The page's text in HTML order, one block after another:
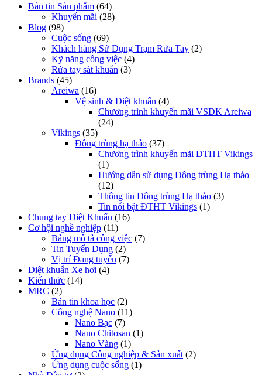
Bản tin Sản phẩm (64)
Khuyến mãi (28)
Blog (98)
Cuộc sống (69)
Khách hàng Sử Dụng Trạm Rửa Tay (2)
Kỹ năng công việc (4)
Rửa tay sát khuẩn (3)
Brands (45)
Areiwa (16)
Vệ sinh & Diệt khuẩn (4)
Chương trình khuyến mãi VSDK Areiwa
(24)
Vikings (35)
Đông trùng hạ thảo (37)
Chương trình khuyến mãi ĐTHT Vikings
(1)
Hướng dẫn sử dụng Đông trùng Hạ thảo
(12)
Thông tin Đông trùng Hạ thảo (3)
Tin nổi bật ĐTHT Vikings (1)
Chung tay Diệt Khuẩn (16)
Cơ hội nghề nghiệp (11)
Bảng mô tả công việc (7)
Tin Tuyển Dụng (2)
Vị trí Đang tuyển (7)
Diệt khuẩn Xe hơi (4)
Kiến thức (14)
MRC (2)
Bản tin khoa học (2)
Công nghệ Nano (11)
Nano Bạc (7)
Nano Chitosan (1)
Nano Vàng (1)
Ứng dụng Công nghiệp & Sản xuất (2)
Ứng dụng cuộc sống (1)